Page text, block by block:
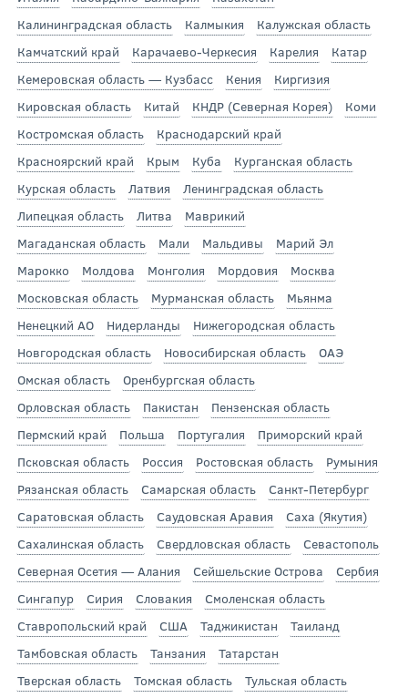
Калининградская область
Калмыкия
Калужская область
Камчатский край
Карачаево-Черкесия Карелия
Катар
Кемеровская область — Кузбасс
Кения
Киргизия
Кировская область
Китай КНДР (Северная Корея)
Коми
Костромская область
Краснодарский край
Красноярский край
Крым Куба
Курганская область
Курская область
Латвия
Ленинградская область
Липецкая область
Литва
Маврикий
Магаданская область
Мали Мальдивы
Марий Эл
Марокко
Молдова Монголия Мордовия
Москва
Московская область
Мурманская область
Мьянма
Ненецкий АО
Нидерланды
Нижегородская область
Новгородская область
Новосибирская область
ОАЭ
Омская область
Оренбургская область
Орловская область
Пакистан
Пензенская область
Пермский край
Польша Португалия
Приморский край
Псковская область
Россия Ростовская область
Румыния
Рязанская область
Самарская область
Санкт-Петербург
Саратовская область
Саудовская Аравия
Саха (Якутия)
Сахалинская область
Свердловская область
Севастополь
Северная Осетия — Алания
Сейшельские Острова
Сербия
Сингапур
Сирия Словакия
Смоленская область
Ставропольский край
США Таджикистан
Таиланд
Тамбовская область
Танзания
Татарстан
Тверская область
Томская область
Тульская область